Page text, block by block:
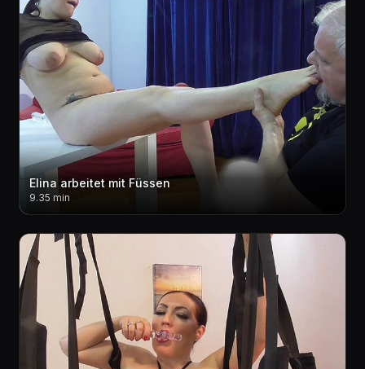
Elina arbeitet mit Füssen
9.35 min